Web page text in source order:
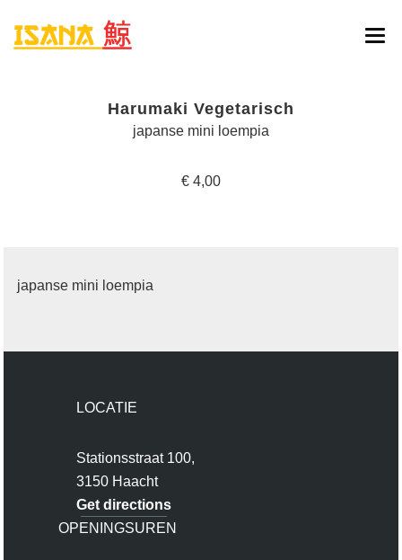
ONLINE BESTELLEN
Harumaki Vegetarisch
japanse mini loempia
€ 4,00
japanse mini loempia
LOCATIE
Stationsstraat 100,
3150 Haacht
Get directions
OPENINGSUREN